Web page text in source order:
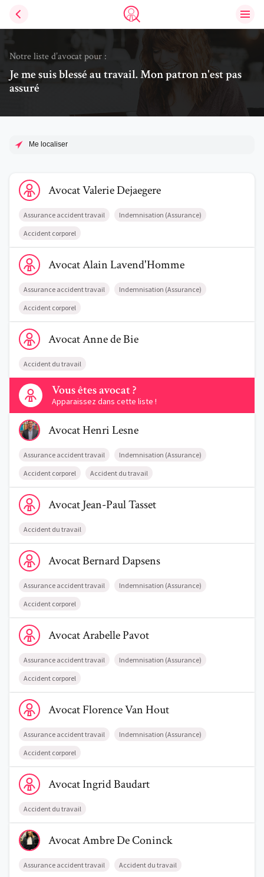
Trouve un avocat
Notre liste d’avocat pour :
Je me suis blessé au travail. Mon patron n'est pas
assuré
Me localiser
Voir le profil de AvocatValerie Dejaegere
AvocatValerieDejaegere
Assurance accident travail Indemnisation (Assurance)
Accident corporel
Voir le profil de AvocatAlain Lavend'Homme
AvocatAlainLavend'Homme
Assurance accident travail Indemnisation (Assurance)
Accident corporel
Voir le profil de AvocatAnne de Bie
AvocatAnnede Bie
Accident du travail
Vous êtes avocat ?
Apparaissez dans cette liste !
Contactez-nous
Voir le profil de AvocatHenri Lesne
AvocatHenriLesne
Assurance accident travail Indemnisation (Assurance)
Accident corporel Accident du travail
Voir le profil de AvocatJean-Paul Tasset
AvocatJean-PaulTasset
Accident du travail
Voir le profil de AvocatBernard Dapsens
AvocatBernardDapsens
Assurance accident travail Indemnisation (Assurance)
Accident corporel
Voir le profil de AvocatArabelle Pavot
AvocatArabellePavot
Assurance accident travail Indemnisation (Assurance)
Accident corporel
Voir le profil de AvocatFlorence Van Hout
AvocatFlorenceVan Hout
Assurance accident travail Indemnisation (Assurance)
Accident corporel
Voir le profil de AvocatIngrid Baudart
AvocatIngridBaudart
Accident du travail
Voir le profil de AvocatAmbre De Coninck
AvocatAmbreDe Coninck
Assurance accident travail Accident du travail